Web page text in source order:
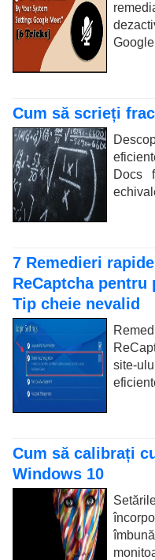
Cum să scrieți
Docs
7 Remedieri
ReCaptcha
Tip cheie nevalid
site-
Cum să calibrați
Windows 10